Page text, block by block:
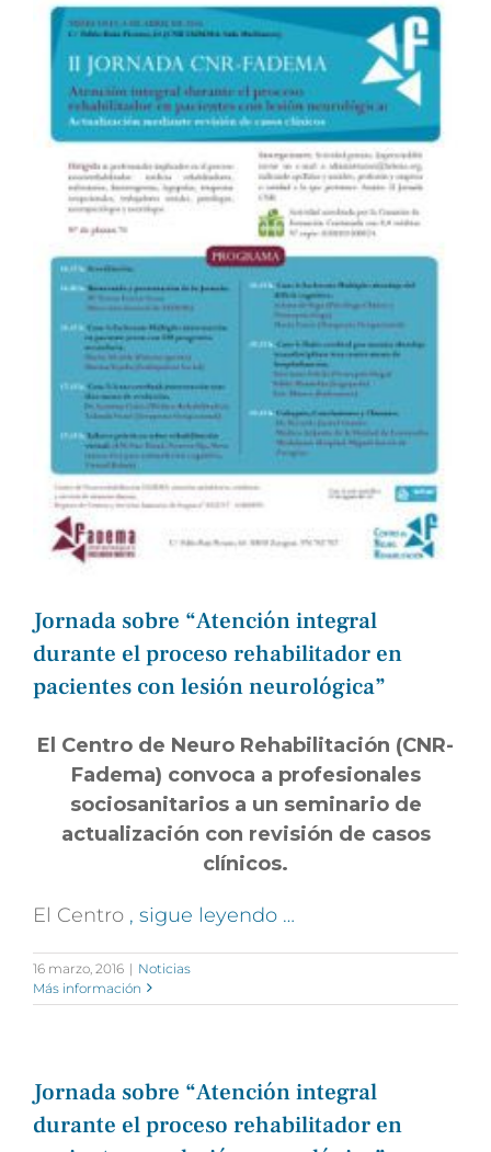
Jornada sobre “Atención integral
durante el proceso rehabilitador en
pacientes con lesión neurológica”
El Centro de Neuro Rehabilitación (CNR-
Fadema) convoca a profesionales
sociosanitarios a un seminario de
actualización con revisión de casos
clínicos.
El Centro , sigue leyendo …
16 marzo, 2016 | Noticias
Más información
Jornada sobre “Atención integral
durante el proceso rehabilitador en